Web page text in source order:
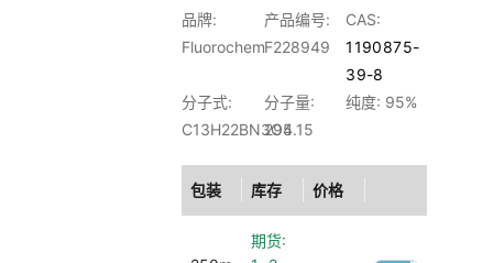
品牌:
Fluorochem
产品编号:
F228949
CAS:
1190875-
39-8
分子式:
C13H22BN3O4
分子量:
295.15
纯度: 95%
包装 库存 价格
期货: